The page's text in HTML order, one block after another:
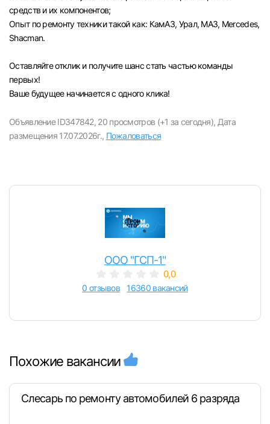
Вход в личный кабинет
вакансии с контактами и оставлять отклики
E-mail или Телефон
Войти
средств и их компонентов;
Опыт по ремонту техники такой как: КамАЗ, Урал, МАЗ, Mercedes,
Shacman.
Оставляйте отклик и получите шанс стать частью команды
первых!
Ваше будущее начинается с одного клика!
Объявление ID347842, 20 просмотров (+1 за сегодня), Дата
размещения 17.07.2026г., Пожаловаться
ООО "ГСП-1"
0,0
0 отзывов 16360 вакансий
Похожие вакансии
Слесарь по ремонту автомобилей 6 разряда